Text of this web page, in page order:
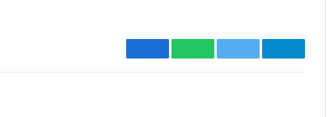
FacebookWhatsAppTwitter Telegram